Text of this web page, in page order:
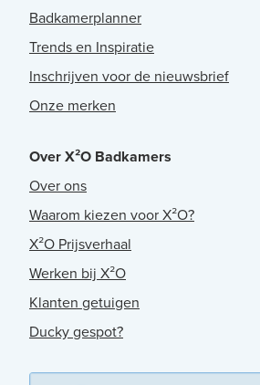
Badkamerplanner
Trends en Inspiratie
Inschrijven voor de nieuwsbrief
Onze merken
Over X²O Badkamers
Over ons
Waarom kiezen voor X²O?
X²O Prijsverhaal
Werken bij X²O
Klanten getuigen
Ducky gespot?